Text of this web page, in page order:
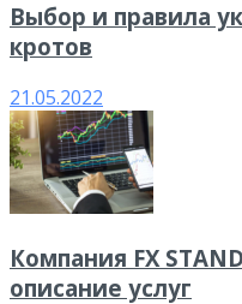
Выбор и правила
кротов
21.05.2022
Компания FX
описание услуг